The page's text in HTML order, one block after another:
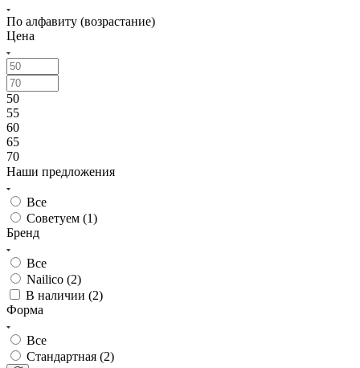
По алфавиту (возрастание)
Цена
50
55
60
65
70
Наши предложения
Все
Советуем (1)
Бренд
Все
Nailico (2)
В наличии (2)
Форма
Все
Стандартная (2)